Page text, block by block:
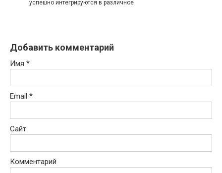
успешно интегрируются в различное
Добавить комментарий
Имя *
Email *
Сайт
Комментарий